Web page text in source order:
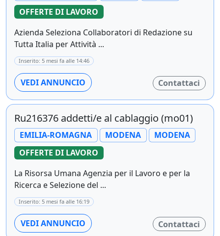
OFFERTE DI LAVORO
Azienda Seleziona Collaboratori di Redazione su
Tutta Italia per Attività ...
Inserito: 5 mesi fa alle 14:46
VEDI ANNUNCIO Contattaci
Ru216376 addetti/e al cablaggio (mo01)
EMILIA-ROMAGNA MODENA
MODENA
OFFERTE DI LAVORO
La Risorsa Umana Agenzia per il Lavoro e per la
Ricerca e Selezione del ...
Inserito: 5 mesi fa alle 16:19
VEDI ANNUNCIO Contattaci